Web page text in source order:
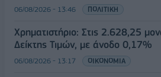
06/08/2026 - 13:46 ΠΟΛΙΤΙΚΗ
Χρηματιστήριο: Στις 2.628,25
Δείκτης Τιμών, με άνοδο 0,17%
06/08/2026 - 13:17 ΟΙΚΟΝΟΜΙΑ